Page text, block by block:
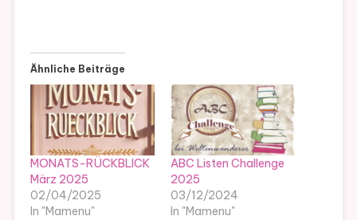
Ähnliche Beiträge
MONATS-RÜCKBLICK
März 2025
02/04/2025
In "Mamenu"
ABC Listen Challenge
2025
03/12/2024
In "Mamenu"